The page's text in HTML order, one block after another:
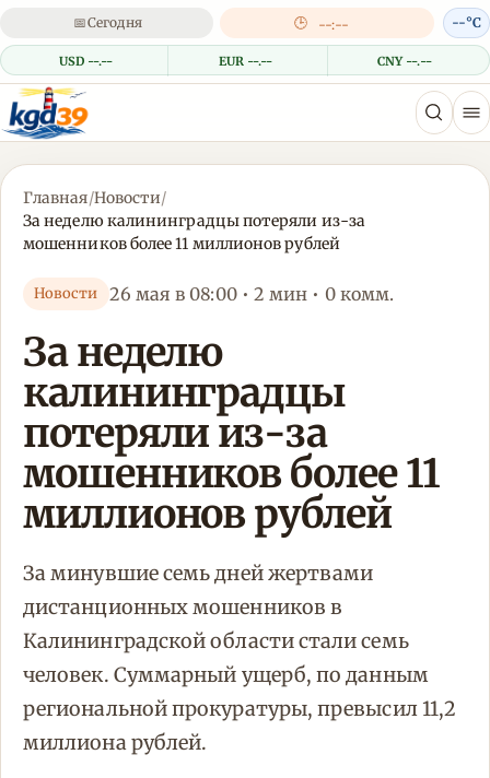
📅Сегодня 🕒 --:--
USD --.-- EUR --.-- CNY --.--
--°C
Главная/Новости/
За неделю калининградцы потеряли из-за
мошенников более 11 миллионов рублей
Новости 26 мая в 08:00 • 2 мин • 0 комм.
За неделю
калининградцы
потеряли из-за
мошенников более 11
миллионов рублей
За минувшие семь дней жертвами
дистанционных мошенников в
Калининградской области стали семь
человек. Суммарный ущерб, по данным
региональной прокуратуры, превысил 11,2
миллиона рублей.